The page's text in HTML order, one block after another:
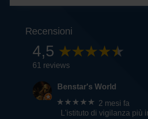
Recensioni
4,5
61 reviews
Benstar's World
★★★★★ 2 mesi fa
L'istituto di vigilanza più